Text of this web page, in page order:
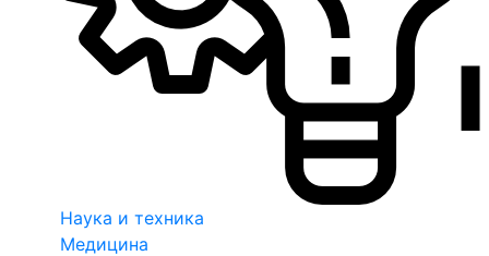
Наука и техника
Медицина